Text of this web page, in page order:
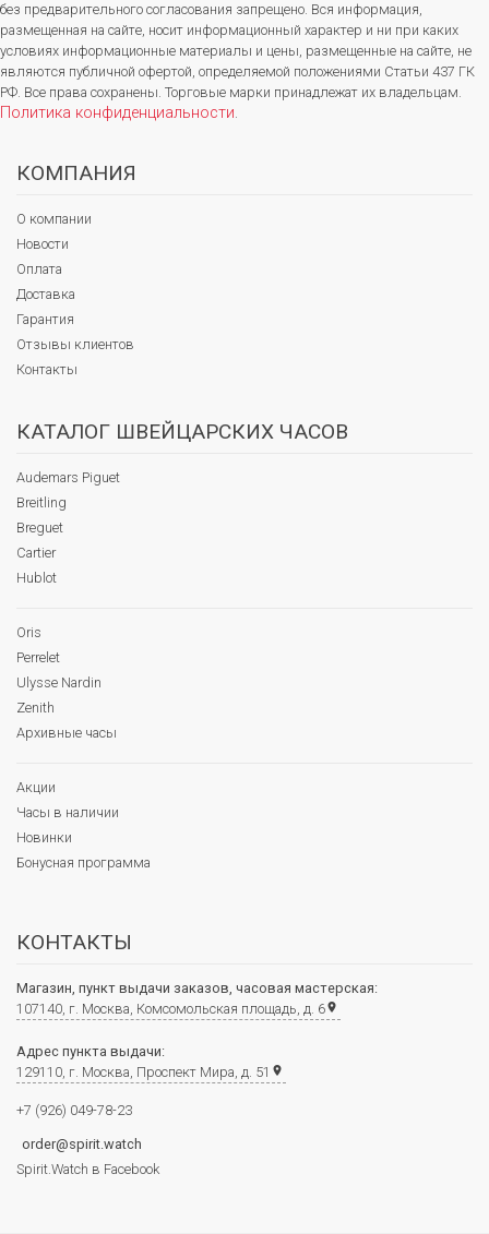
без предварительного согласования запрещено. Вся информация,
размещенная на сайте, носит информационный характер и ни при каких
условиях информационные материалы и цены, размещенные на сайте, не
являются публичной офертой, определяемой положениями Статьи 437 ГК
РФ. Все права сохранены. Торговые марки принадлежат их владельцам.
Политика конфиденциальности.
КОМПАНИЯ
О компании
Новости
Оплата
Доставка
Гарантия
Отзывы клиентов
Контакты
КАТАЛОГ ШВЕЙЦАРСКИХ ЧАСОВ
Audemars Piguet
Breitling
Breguet
Cartier
Hublot
Oris
Perrelet
Ulysse Nardin
Zenith
Архивные часы
Акции
Часы в наличии
Новинки
Бонусная программа
КОНТАКТЫ
Магазин, пункт выдачи заказов, часовая мастерская:
107140, г. Москва, Комсомольская площадь, д. 6place
Адрес пункта выдачи:
129110, г. Москва, Проспект Мира, д. 51 place
+7 (926) 049-78-23
order@spirit.watch
Spirit.Watch в Facebook